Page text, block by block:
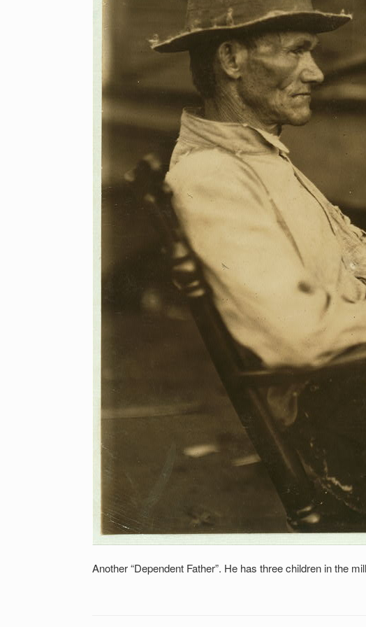
Another “Dependent Father”. He has three children in the